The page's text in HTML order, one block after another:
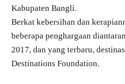
Kabupaten Bangli.
Berkat kebersihan dan
beberapa penghargaan
2017, dan yang terbaru,
Destinations Foundation.